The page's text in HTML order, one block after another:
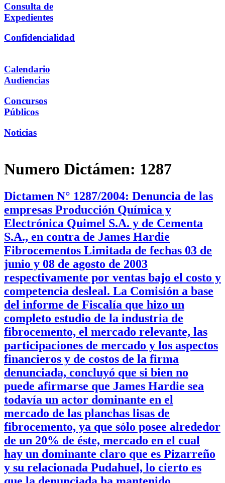
Consulta de
Expedientes
Confidencialidad
Calendario
Audiencias
Concursos
Públicos
Noticias
Numero Dictámen: 1287
Dictamen N° 1287/2004: Denuncia de las
empresas Producción Química y
Electrónica Quimel S.A. y de Cementa
S.A., en contra de James Hardie
Fibrocementos Limitada de fechas 03 de
junio y 08 de agosto de 2003
respectivamente por ventas bajo el costo y
competencia desleal. La Comisión a base
del informe de Fiscalía que hizo un
completo estudio de la industria de
fibrocemento, el mercado relevante, las
participaciones de mercado y los aspectos
financieros y de costos de la firma
denunciada, concluyó que si bien no
puede afirmarse que James Hardie sea
todavía un actor dominante en el
mercado de las planchas lisas de
fibrocemento, ya que sólo posee alrededor
de un 20% de éste, mercado en el cual
hay un dominante claro que es Pizarreño
y su relacionada Pudahuel, lo cierto es